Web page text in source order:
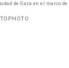
de Gaza en el marco de